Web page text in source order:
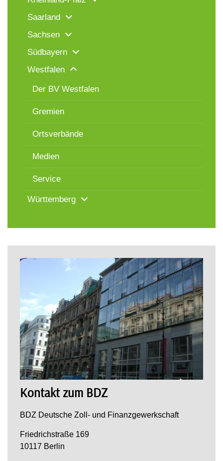
Saarland
Sachsen
Südbayern
Westfalen
Der BV Westfalen
Gremien
Ortsverbände
Medien
Service
Württemberg
Kontakt zum BDZ
BDZ Deutsche Zoll- und Finanzgewerkschaft
Friedrichstraße 169
10117 Berlin